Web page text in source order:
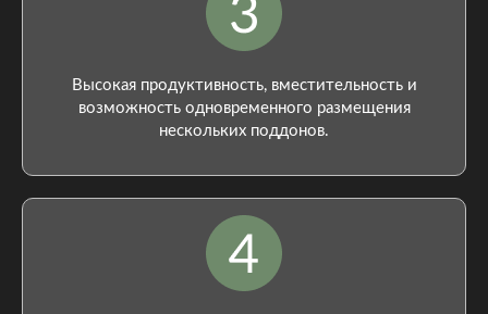
Высокая продуктивность, вместительность и
возможность одновременного размещения
нескольких поддонов.